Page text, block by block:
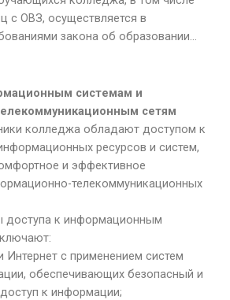
с ОВЗ, осуществляется в
закона об образовании…
системам и
сетям
колледжа обладают доступом к
ресурсов и систем,
и эффективное
телекоммуникационных
к информационным
Интернет с применением систем
обеспечивающих безопасный и
к информации;